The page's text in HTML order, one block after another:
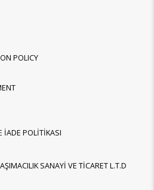
POLICY
İADE POLİTİKASI
SANAYİ VE TİCARET L.T.D